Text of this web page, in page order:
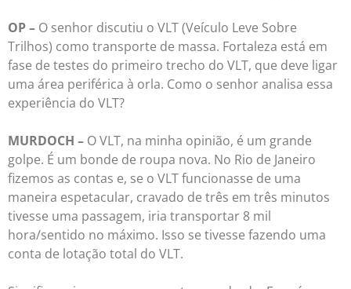
OP – O senhor discutiu o VLT (Veículo Leve Sobre
Trilhos) como transporte de massa. Fortaleza está em
fase de testes do primeiro trecho do VLT, que deve ligar
uma área periférica à orla. Como o senhor analisa essa
experiência do VLT?
MURDOCH – O VLT, na minha opinião, é um grande
golpe. É um bonde de roupa nova. No Rio de Janeiro
fizemos as contas e, se o VLT funcionasse de uma
maneira espetacular, cravado de três em três minutos
tivesse uma passagem, iria transportar 8 mil
hora/sentido no máximo. Isso se tivesse fazendo uma
conta de lotação total do VLT.